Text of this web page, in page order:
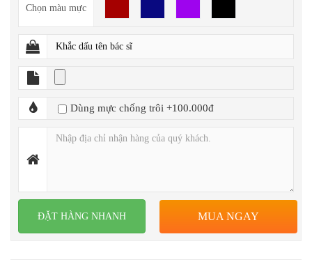
Chọn màu mực
Dùng mực chống trôi +100.000đ
MUA NGAY